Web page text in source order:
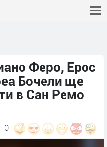
Феро, Ерос
Бочели ще
в Сан Ремо
0